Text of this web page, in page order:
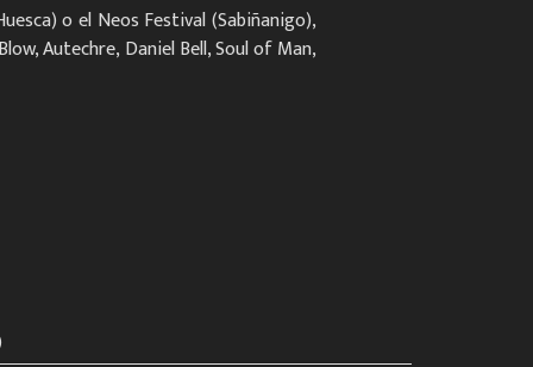
o el Neos Festival (Sabiñanigo),
Autechre, Daniel Bell, Soul of Man,